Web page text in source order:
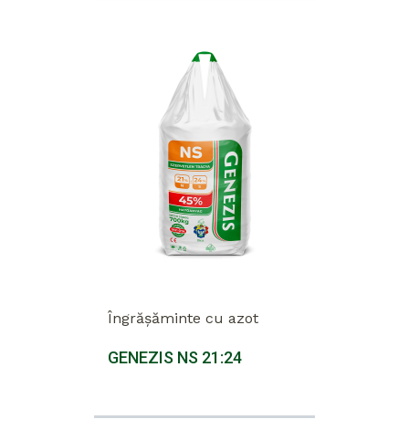
Îngrășăminte cu azot
GENEZIS NS 21:24